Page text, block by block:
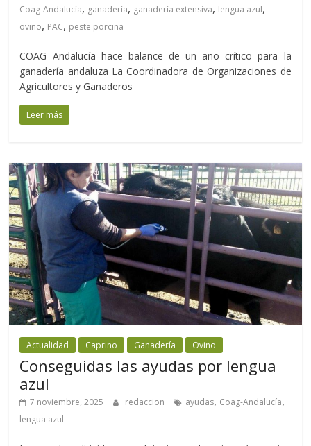
Coag-Andalucía, ganadería, ganadería extensiva, lengua azul,
ovino, PAC, peste porcina
COAG Andalucía hace balance de un año crítico para la
ganadería andaluza La Coordinadora de Organizaciones de
Agricultores y Ganaderos
Leer más
Actualidad Caprino Ganadería Ovino
Conseguidas las ayudas por lengua
azul
7 noviembre, 2025 redaccion ayudas, Coag-Andalucía,
lengua azul